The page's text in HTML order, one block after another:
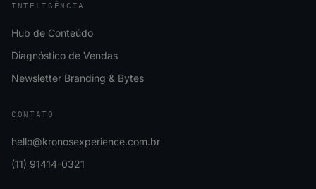
INTELIGÊNCIA
Hub de Conteúdo
Diagnóstico de Vendas
Newsletter Branding & Bytes
CONTATO
hello@kronosexperience.com.br
(11) 91414-0321